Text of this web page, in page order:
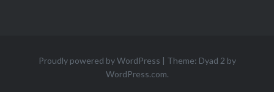
Proudly powered by WordPress | Theme: Dyad 2 by
WordPress.com.